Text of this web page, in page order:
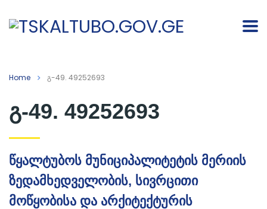
Home გ-49. 49252693
გ-49. 49252693
წყალტუბოს მუნიციპალიტეტის მერიის
ზედამხედველობის, სივრცითი
მოწყობისა და არქიტექტურის